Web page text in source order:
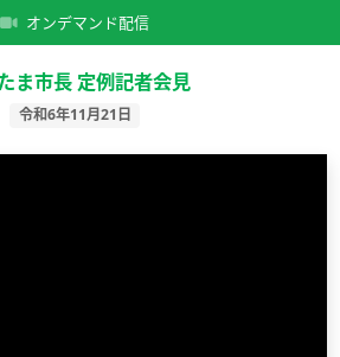
オンデマンド配信
ま市長 定例記者会見
令和6年11月21日